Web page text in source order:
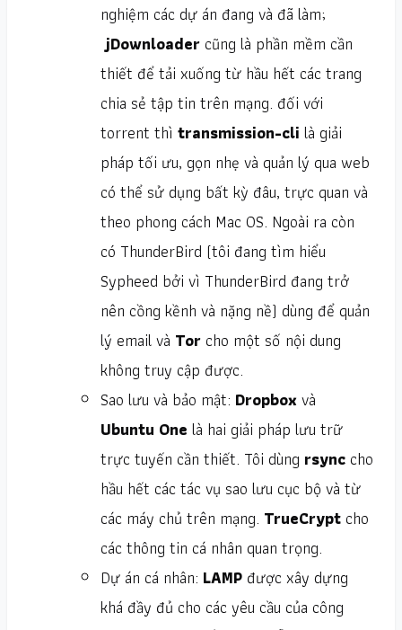
nghiệm các dự án đang và đã làm;
jDownloader cũng là phần mềm cần
thiết để tải xuống từ hầu hết các trang
chia sẻ tập tin trên mạng. đối với
torrent thì transmission-cli là giải
pháp tối ưu, gọn nhẹ và quản lý qua web
có thể sử dụng bất kỳ đâu, trực quan và
theo phong cách Mac OS. Ngoài ra còn
có ThunderBird (tôi đang tìm hiểu
Sypheed bởi vì ThunderBird đang trở
nên cồng kềnh và nặng nề) dùng để quản
lý email và Tor cho một số nội dung
không truy cập được.
Sao lưu và bảo mật: Dropboxvà
Ubuntu One là hai giải pháp lưu trữ
trực tuyến cần thiết. Tôi dùng rsync cho
hầu hết các tác vụ sao lưu cục bộ và từ
các máy chủ trên mạng. TrueCrypt cho
các thông tin cá nhân quan trọng.
Dự án cá nhân: LAMP được xây dựng
khá đầy đủ cho các yêu cầu của công